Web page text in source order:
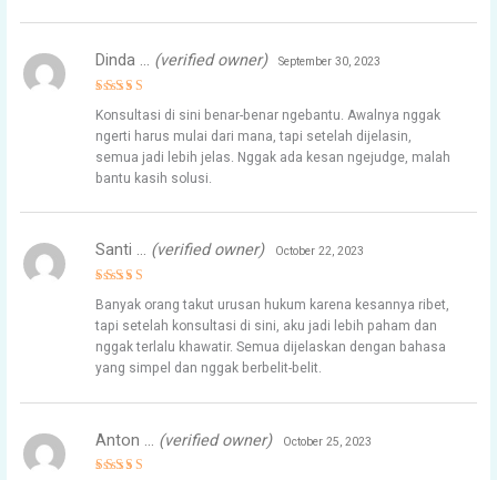
Rated
out of 5
Dinda … (verified owner) September 30, 2023
Konsultasi di sini benar-benar ngebantu. Awalnya nggak
ngerti harus mulai dari mana, tapi setelah dijelasin,
semua jadi lebih jelas. Nggak ada kesan ngejudge, malah
bantu kasih solusi.
Rated
out of 5
Santi … (verified owner) October 22, 2023
Banyak orang takut urusan hukum karena kesannya ribet,
tapi setelah konsultasi di sini, aku jadi lebih paham dan
nggak terlalu khawatir. Semua dijelaskan dengan bahasa
yang simpel dan nggak berbelit-belit.
Anton … (verified owner) October 25, 2023